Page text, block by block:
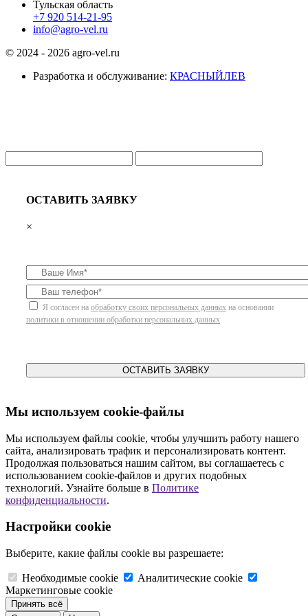
Тульская область
+7 920 514-21-95
info@agro-vel.ru
© 2024 - 2026 agro-vel.ru
Разработка и обслуживание: КРАСНЫЙЛЕВ
ОСТАВИТЬ ЗАЯВКУ
×
Я согласен на обработку своих персональных данных на основании
политики в отношении обработки персональных данных
ОСТАВИТЬ ЗАЯВКУ
Мы используем cookie-файлы
Мы используем файлы cookie, чтобы улучшить работу нашего
сайта, анализировать трафик и персонализировать контент.
Продолжая пользоваться нашим сайтом, вы соглашаетесь с
использованием cookie-файлов и других подобных
технологий. Узнайте больше в Политике
конфиденциальности.
Настройки cookie
Выберите, какие файлы cookie вы разрешаете:
Необходимые cookie
Аналитические cookie
Маркетинговые cookie
Принять всё